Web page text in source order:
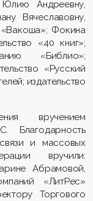
Андреевну,
Вячеславовну,
«Вакоша»; Фокина
«40 книг»;
«Библио»;
«Русский
издательство
вручением
Благодарность
и массовых
вручили:
Абрамовой,
«ЛитРес»
Торгового